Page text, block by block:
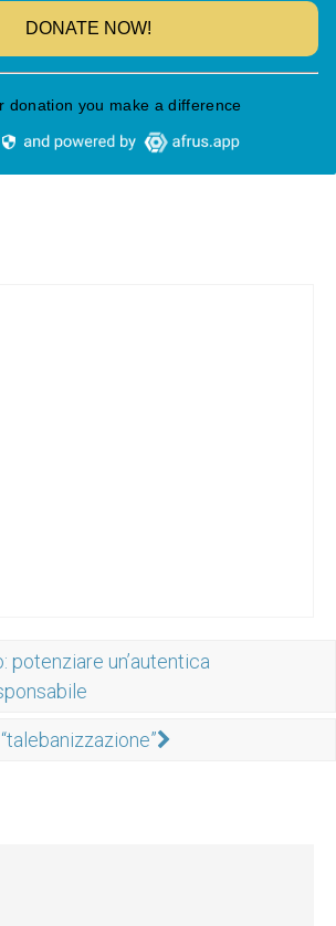
potenziare un’autentica